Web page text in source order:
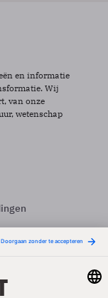
en informatie
Wij
van onze
wetenschap